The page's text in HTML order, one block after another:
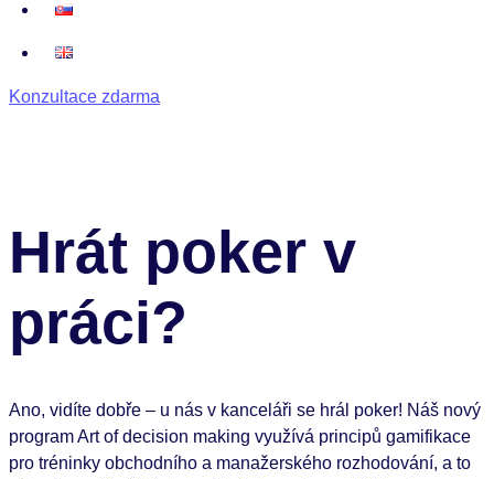
Konzultace zdarma
Hrát poker v
práci?
Ano, vidíte dobře – u nás v kanceláři se hrál poker! Náš nový
program Art of decision making využívá principů gamifikace
pro tréninky obchodního a manažerského rozhodování, a to